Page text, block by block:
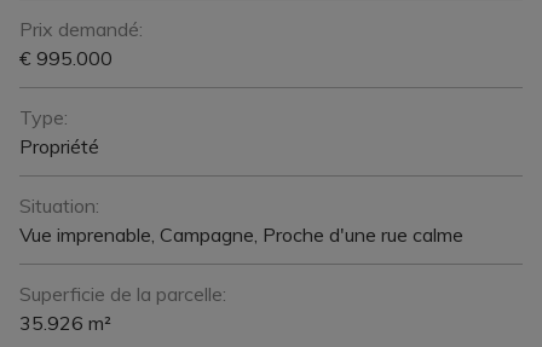
Prix demandé:
€ 995.000
Type:
Propriété
Situation:
Vue imprenable, Campagne, Proche d'une rue calme
Superficie de la parcelle:
35.926 m²